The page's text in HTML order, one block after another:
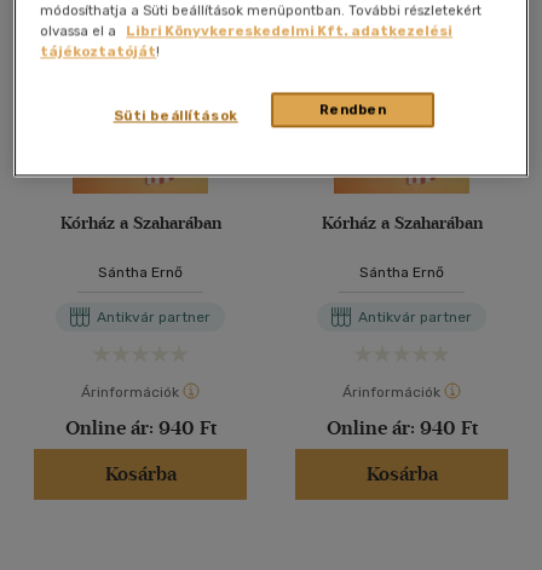
Kórház a Szaharában
Sántha Ernő
Antikvár partner
Árinformációk
Online ár: 940 Ft
Kosárba
Kórház a Szaharában
Sántha Ernő
Antikvár partner
Árinformációk
Online ár: 940 Ft
Kosárba
módosíthatja a Süti beállítások menüpontban. További részletekért
olvassa el a
Libri Könyvkereskedelmi Kft. adatkezelési
tájékoztatóját!
Rendben
Süti beállítások